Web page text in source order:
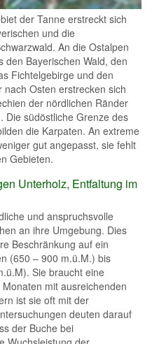
der Tanne erstreckt sich
und die
An die Ostalpen
den Bayerischen Wald, den
Fichtelgebirge und den
Osten erstrecken sich
der nördlichen Ränder
Die südöstliche Grenze des
die Karpaten. An extreme
gut angepasst, sie fehlt
Gebieten.
Unterholz, Entfaltung im
und anspruchsvolle
an ihre Umgebung. Dies
Beschränkung auf ein
(650 – 900 m.ü.M.) bis
Sie braucht eine
mit ausreichenden
ist sie oft mit der
deuten darauf
der Buche bei